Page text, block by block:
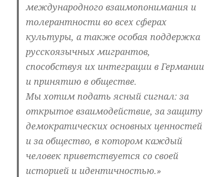
международного взаимопонимания и
толерантности во всех сферах
культуры, а также особая поддержка
русскоязычных мигрантов,
способствуя их интеграции в Германии
и принятию в обществе.
Мы хотим подать ясный сигнал: за
открытое взаимодействие, за защиту
демократических основных ценностей
и за общество, в котором каждый
человек приветствуется со своей
историей и идентичностью.»